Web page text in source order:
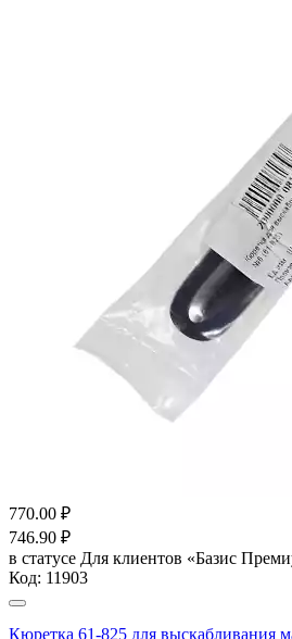
770.00 ₽
746.90 ₽
в статусе Для клиентов «Базис
Код: 11903
Кюретка 61-825 для